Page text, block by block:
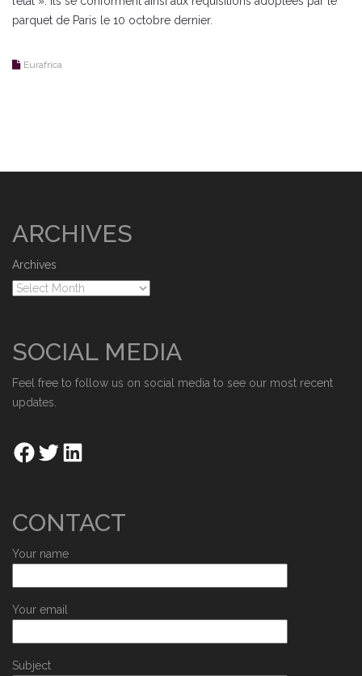
parquet de Paris le 10 octobre dernier.
Eurafrica
ARCHIVES
Archives
SOCIAL MEDIA
Feel free to follow us on social media to see our most recent
updates.
CONTACT
Your name
Your email
Subject